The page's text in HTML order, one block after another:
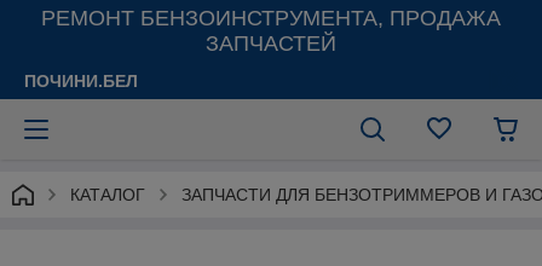
РЕМОНТ БЕНЗОИНСТРУМЕНТА, ПРОДАЖА
ЗАПЧАСТЕЙ
ПОЧИНИ.БЕЛ
КАТАЛОГ ЗАПЧАСТИ ДЛЯ БЕНЗОТРИММЕРОВ И